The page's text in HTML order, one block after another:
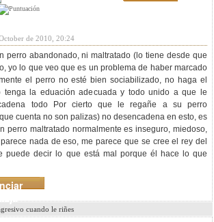
de 2010, 20:24
perro abandonado, ni maltratado (lo tiene desde que
yo lo que veo que es un problema de haber marcado
el perro no esté bien sociabilizado, no haga el
tenga la eduación adecuada y todo unido a que le
todo Por cierto que le regañe a su perro
cuenta no son palizas) no desencadena en esto, es
perro maltratado normalmente es inseguro, miedoso,
nada de eso, me parece que se cree el rey del
puede decir lo que está mal porque él hace lo que
cuando le riñes